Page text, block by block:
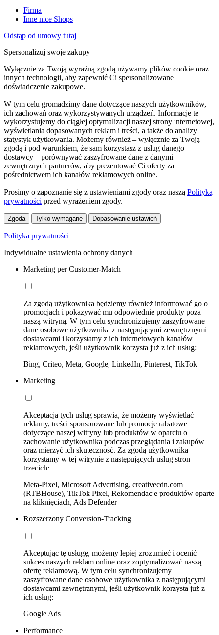
Firma
Inne nice Shops
Odstąp od umowy tutaj
Spersonalizuj swoje zakupy
Wyłącznie za Twoją wyraźną zgodą używamy plików cookie oraz
innych technologii, aby zapewnić Ci spersonalizowane
doświadczenie zakupowe.
W tym celu gromadzimy dane dotyczące naszych użytkowników,
ich zachowań oraz wykorzystywanych urządzeń. Informacje te
wykorzystujemy do ciągłej optymalizacji naszej strony internetowej,
wyświetlania dopasowanych reklam i treści, a także do analizy
statystyk użytkowania. Możemy również – wyłącznie za Twoją
zgodą i pod warunkiem, że sam korzystasz z usług danego
dostawcy – porównywać zaszyfrowane dane z danymi
zewnętrznych partnerów, aby prezentować Ci oferty za
pośrednictwem ich kanałów reklamowych online.
Prosimy o zapoznanie się z ustawieniami zgody oraz naszą Polityką
prywatności przed wyrażeniem zgody.
Zgoda Tylko wymagane Dopasowanie ustawień
Polityka prywatności
Indywidualne ustawienia ochrony danych
Marketing per Customer-Match
Za zgodą użytkownika będziemy również informować go o
promocjach i pokazywać mu odpowiednie produkty poza
naszą witryną. W tym celu synchronizujemy zaszyfrowane
dane osobowe użytkownika z następującymi zewnętrznymi
dostawcami i korzystamy z ich internetowych kanałów
reklamowych, jeśli użytkownik korzysta już z ich usług:
Bing, Criteo, Meta, Google, LinkedIn, Pinterest, TikTok
Marketing
Akceptacja tych usług sprawia, że możemy wyświetlać
reklamy, treści sponsorowane lub promocje rabatowe
dotyczące naszej witryny lub produktów w oparciu o
zachowanie użytkownika podczas przeglądania i zakupów
oraz mierzyć ich skuteczność. Za zgodą użytkownika
korzystamy w tej witrynie z następujących usług stron
trzecich:
Meta-Pixel, Microsoft Advertising, creativecdn.com
(RTBHouse), TikTok Pixel, Rekomendacje produktów oparte
na kliknięciach, Ads Defender
Rozszerzony Conversion-Tracking
Akceptując tę usługę, możemy lepiej zrozumieć i ocenić
sukces naszych reklam online oraz zoptymalizować naszą
ofertę reklamową. W tym celu synchronizujemy
zaszyfrowane dane osobowe użytkownika z następującymi
dostawcami zewnętrznymi, jeśli użytkownik korzysta już z
ich usług:
Google Ads
Performance